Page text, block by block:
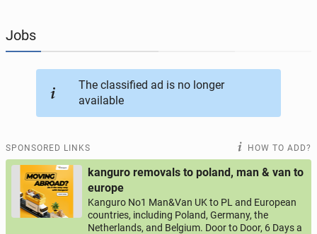
AUTOMOTIVE
BUY & SELL 45online ads
PERSONALS
Jobs
The classified ad is no longer
available
SPONSORED LINKS HOW TO ADD?
kanguro removals to poland, man & van to
europe
Kanguro No1 Man&Van UK to PL and European
countries, including Poland, Germany, the
Netherlands, and Belgium. Door to Door, 6 Days a